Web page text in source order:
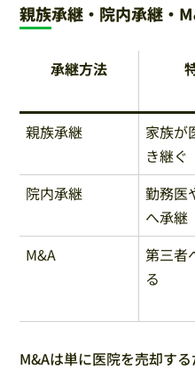
親族承継・院内承継・
承継方法
親族承継
家族が
き継ぐ
院内承継
勤務医
へ承継
M&A
第三者
る
M&Aは単に医院を売却す